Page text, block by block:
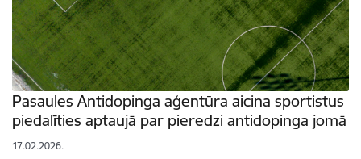
Pasaules Antidopinga aģentūra aicina sportistus
piedalīties aptaujā par pieredzi antidopinga jomā
17.02.2026.